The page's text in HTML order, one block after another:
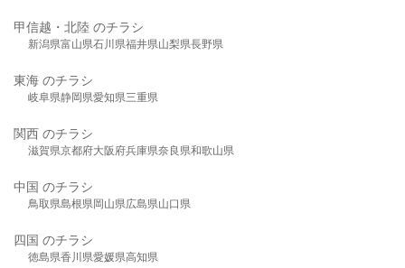
甲信越・北陸 のチラシ
新潟県富山県石川県福井県山梨県長野県
東海 のチラシ
岐阜県静岡県愛知県三重県
関西 のチラシ
滋賀県京都府大阪府兵庫県奈良県和歌山県
中国 のチラシ
鳥取県島根県岡山県広島県山口県
四国 のチラシ
徳島県香川県愛媛県高知県